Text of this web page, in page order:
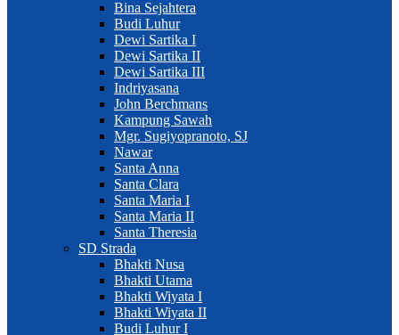
Bina Sejahtera
Budi Luhur
Dewi Sartika I
Dewi Sartika II
Dewi Sartika III
Indriyasana
John Berchmans
Kampung Sawah
Mgr. Sugiyopranoto, SJ
Nawar
Santa Anna
Santa Clara
Santa Maria I
Santa Maria II
Santa Theresia
SD Strada
Bhakti Nusa
Bhakti Utama
Bhakti Wiyata I
Bhakti Wiyata II
Budi Luhur I